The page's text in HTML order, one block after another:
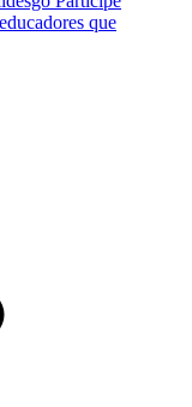
que